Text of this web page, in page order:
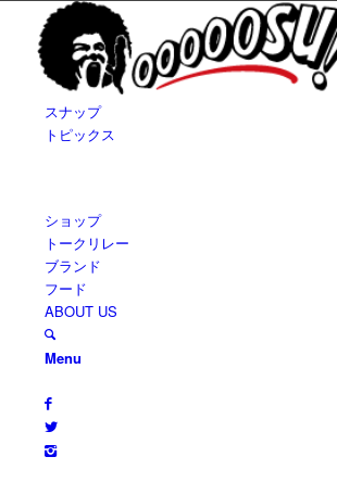
スナップ
トピックス
ショップ
トークリレー
ブランド
フード
ABOUT US
Menu